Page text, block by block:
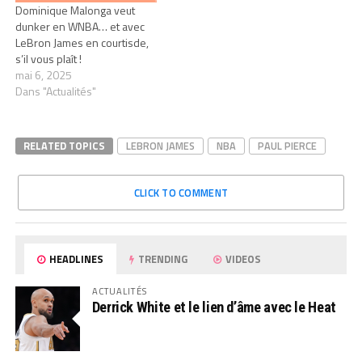
Dominique Malonga veut
dunker en WNBA… et avec
LeBron James en courtisde,
s’il vous plaît !
mai 6, 2025
Dans "Actualités"
RELATED TOPICS LEBRON JAMES NBA PAUL PIERCE
CLICK TO COMMENT
HEADLINES TRENDING VIDEOS
ACTUALITÉS
Derrick White et le lien d’âme avec le Heat